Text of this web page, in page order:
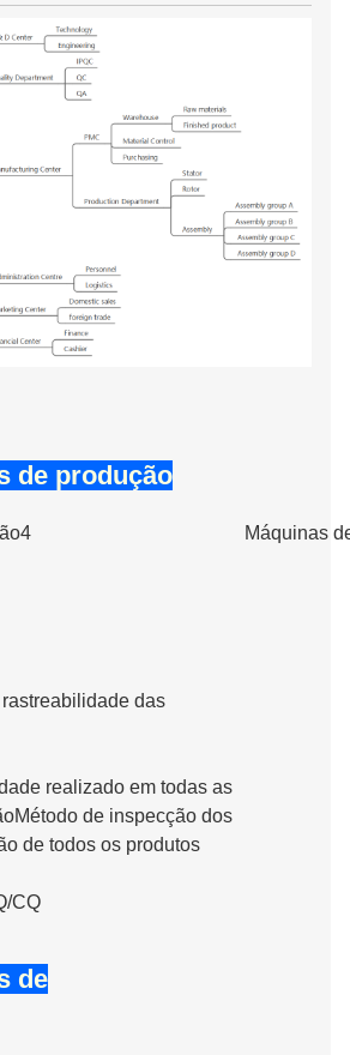
de produção
4 Máquinas
das
realizado em todas as
Método de inspecção dos
de todos os produtos
CQ
de